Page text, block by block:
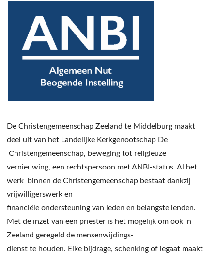
De Christengemeenschap Zeeland te Middelburg maakt
deel uit van het Landelijke Kerkgenootschap De
Christengemeenschap, beweging tot religieuze
vernieuwing, een rechtspersoon met ANBI-status. Al het
werk binnen de Christengemeenschap bestaat dankzij
vrijwilligerswerk en
financiële ondersteuning van leden en belangstellenden.
Met de inzet van een priester is het mogelijk om ook in
Zeeland geregeld de mensenwijdings-
dienst te houden. Elke bijdrage, schenking of legaat maakt